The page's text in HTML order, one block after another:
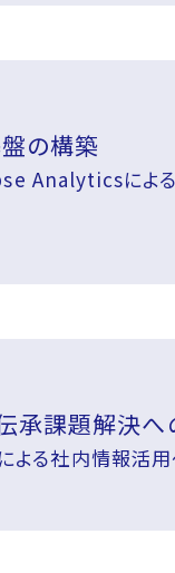
の構築
Analyticsによ
承課題解決へ
よる社内情報活